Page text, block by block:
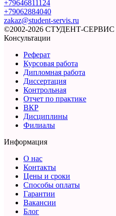
+79646811124
+79062884040
zakaz@student-servis.ru
©2002-2026 СТУДЕНТ-СЕРВИС
Консультации
Реферат
Курсовая работа
Дипломная работа
Диссертация
Контрольная
Отчет по практике
ВКР
Дисциплины
Филиалы
Информация
О нас
Контакты
Цены и сроки
Способы оплаты
Гарантии
Вакансии
Блог